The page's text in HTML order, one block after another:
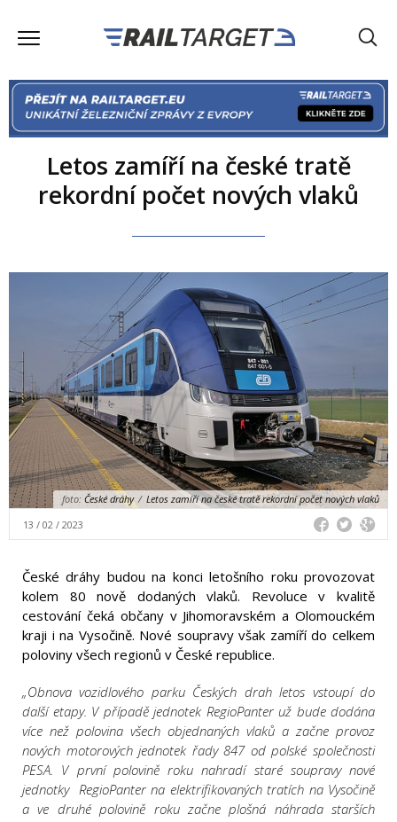
Letos zamíří na české tratě
rekordní počet nových vlaků
foto: České dráhy / Letos zamíří na české tratě rekordní počet nových vlaků
13 / 02 / 2023
České dráhy budou na konci letošního roku provozovat
kolem 80 nově dodaných vlaků. Revoluce v kvalitě
cestování čeká občany v Jihomoravském a Olomouckém
kraji i na Vysočině. Nové soupravy však zamíří do celkem
poloviny všech regionů v České republice.
„Obnova vozidlového parku Českých drah letos vstoupí do
další etapy. V případě jednotek RegioPanter už bude dodána
více než polovina všech objednaných vlaků a začne provoz
nových motorových jednotek řady 847 od polské společnosti
PESA. V první polovině roku nahradí staré soupravy nové
jednotky RegioPanter na elektrifikovaných tratích na Vysočině
a ve druhé polovině roku začne plošná náhrada starších